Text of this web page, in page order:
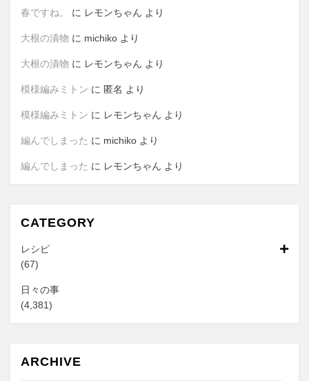
春ですね。 に レモンちゃん より
大根の漬物 に michiko より
大根の漬物 に レモンちゃん より
模様編みミトン に 匿名 より
模様編みミトン に レモンちゃん より
編んでしまった に michiko より
編んでしまった に レモンちゃん より
CATEGORY
レシピ
(67)
日々の事
(4,381)
ARCHIVE